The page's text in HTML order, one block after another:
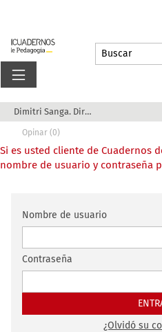
Dimitri Sanga. Director Regional de la UNESCO p...
Opinar (0)
Si es usted cliente de Cuadernos
nombre de usuario y contraseña
Nombre de usuario
Contraseña
¿Olvidó su